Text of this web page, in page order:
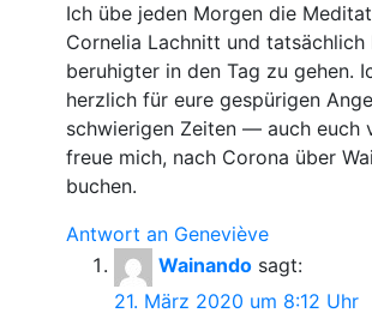
Ich übe jeden Morgen die
Cornelia Lachnitt und
beruhigter in den Tag zu gehen.
herzlich für eure gespürigen
schwierigen Zeiten — auch euch
freue mich, nach Corona über
buchen.
Antwort an Geneviève
Wainando sagt:
21. März 2020 um 8:12 Uhr